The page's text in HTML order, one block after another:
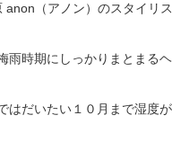
（アノン）のスタイリ
雨時期にしっかりまとまる
はだいたい１０月まで湿度